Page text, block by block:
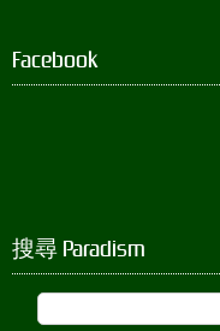
Facebook
搜尋 Paradism